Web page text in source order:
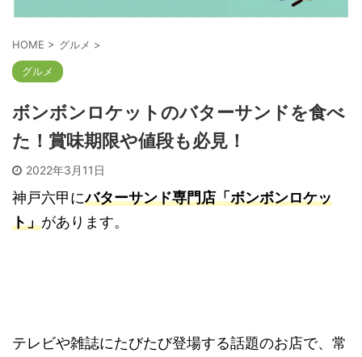
HOME > グルメ >
グルメ
ボンボンロケットのバターサンドを食べ
た！賞味期限や値段も必見！
2022年3月11日
神戸六甲にバターサンド専門店「ボンボンロケッ
ト」があります。
テレビや雑誌にたびたび登場する話題のお店で、常